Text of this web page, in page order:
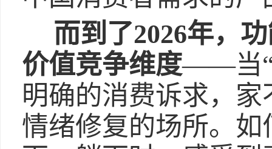
而到了2026年，
价值竞争维度——当“
明确的消费诉求，
情绪修复的场所。